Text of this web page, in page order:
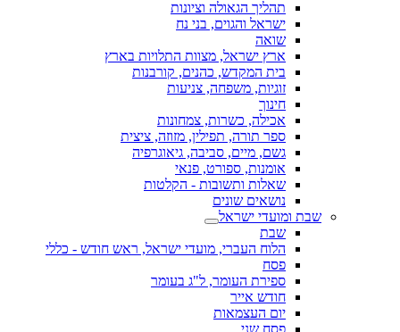
תהליך הגאולה וציונות
ישראל והגוים, בני נח
שואה
ארץ ישראל, מצוות התלויות בארץ
בית המקדש, כהנים, קורבנות
זוגיות, משפחה, צניעות
חינוך
אכילה, כשרות, צמחונות
ספר תורה, תפילין, מזוזה, ציצית
גשם, מיים, סביבה, גיאוגרפיה
אומנות, ספורט, פנאי
שאלות ותשובות - הקלטות
נושאים שונים
שבת ומועדי ישראל
שבת
הלוח העברי, מועדי ישראל, ראש חודש - כללי
פסח
ספירת העומר, ל"ג בעומר
חודש אייר
יום העצמאות
פסח שני